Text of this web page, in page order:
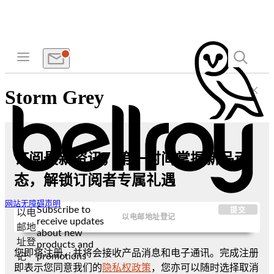
网站无障碍声明
Storm Grey
订阅最新资讯，第一时间掌握新品动
态，解锁订阅者专属礼遇
以电
邮地
址登
记
Subscribe to
receive updates
about new
products and
promotions
提交
您即将注册，并将会接收产品消息和电子通讯。完成注册
即表示您同意我们的 隐私权政策，您亦可以随时选择取消